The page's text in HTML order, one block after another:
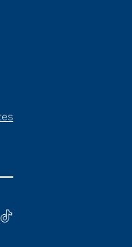
prova on-line
é um formato do